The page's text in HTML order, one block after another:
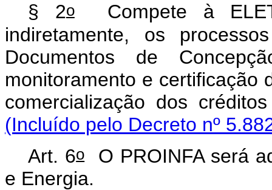
§ 2oCompete à
indiretamente, os
Documentos de
monitoramento e certificação
comercialização dos
(Incluído pelo Decreto nº
Art. 6o
O PROINFA será
e Energia.